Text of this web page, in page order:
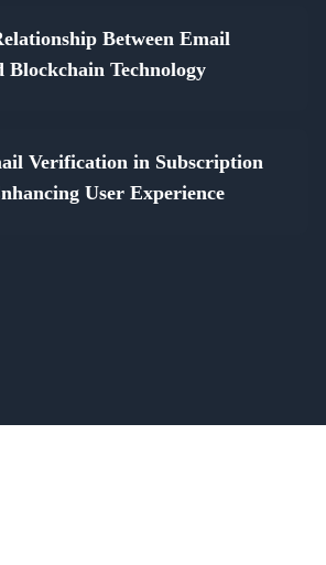
Between Email
Technology
Verification in Subscription
User Experience